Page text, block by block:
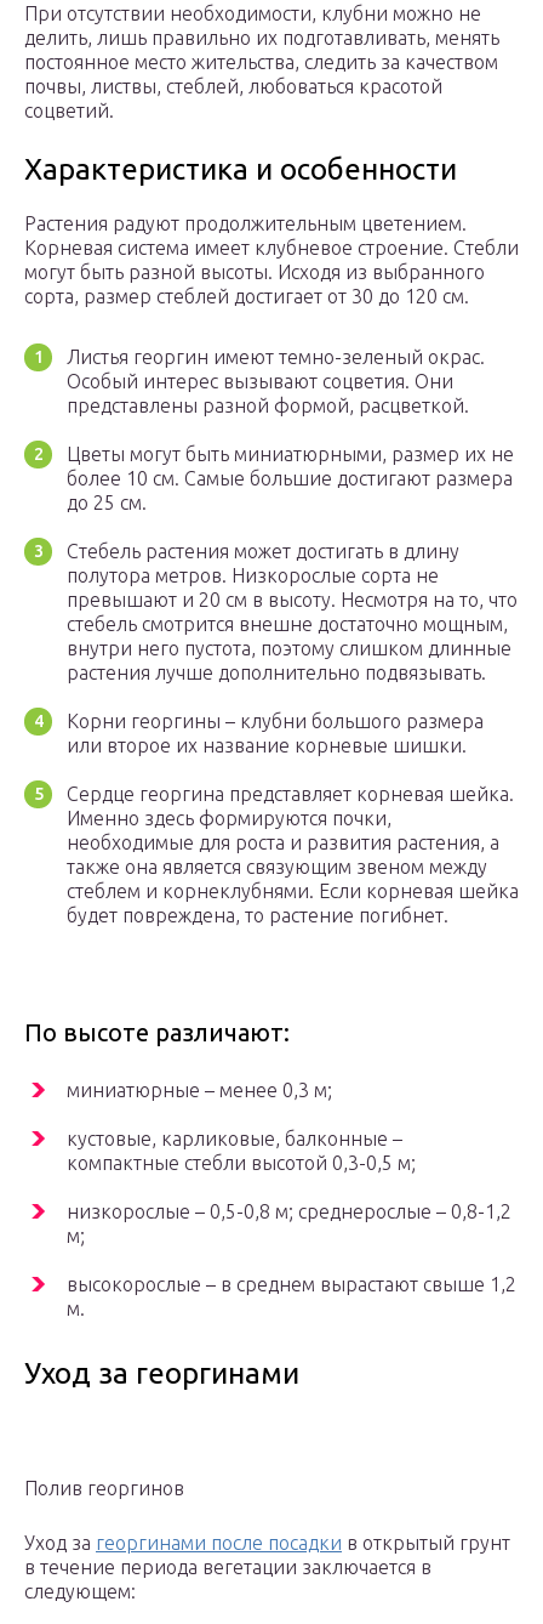
При отсутствии необходимости, клубни можно не
делить, лишь правильно их подготавливать, менять
постоянное место жительства, следить за качеством
почвы, листвы, стеблей, любоваться красотой
соцветий.
Характеристика и особенности
Растения радуют продолжительным цветением.
Корневая система имеет клубневое строение. Стебли
могут быть разной высоты. Исходя из выбранного
сорта, размер стеблей достигает от 30 до 120 см.
Листья георгин имеют темно-зеленый окрас.
Особый интерес вызывают соцветия. Они
представлены разной формой, расцветкой.
Цветы могут быть миниатюрными, размер их не
более 10 см. Самые большие достигают размера
до 25 см.
Стебель растения может достигать в длину
полутора метров. Низкорослые сорта не
превышают и 20 см в высоту. Несмотря на то, что
стебель смотрится внешне достаточно мощным,
внутри него пустота, поэтому слишком длинные
растения лучше дополнительно подвязывать.
Корни георгины – клубни большого размера
или второе их название корневые шишки.
Сердце георгина представляет корневая шейка.
Именно здесь формируются почки,
необходимые для роста и развития растения, а
также она является связующим звеном между
стеблем и корнеклубнями. Если корневая шейка
будет повреждена, то растение погибнет.
По высоте различают:
миниатюрные – менее 0,3 м;
кустовые, карликовые, балконные –
компактные стебли высотой 0,3-0,5 м;
низкорослые – 0,5-0,8 м; среднерослые – 0,8-1,2
м;
высокорослые – в среднем вырастают свыше 1,2
м.
Уход за георгинами
Полив георгинов
Уход за георгинами после посадки в открытый грунт
в течение периода вегетации заключается в
следующем: